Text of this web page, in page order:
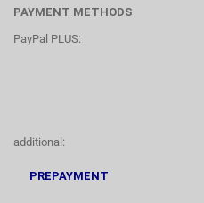
PAYMENT METHODS
PayPal PLUS:
additional:
PREPAYMENT